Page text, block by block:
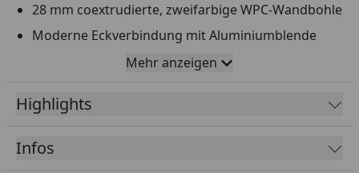
28 mm coextrudierte, zweifarbige WPC-Wandbohle
Moderne Eckverbindung mit Aluminiumblende
Dachblende, Dachsparren und Bodenrahmen aus
Aluminium
Dach aus Metall-Kunststoff-Verbund inkl.
Dachrinne
Aluminium-Doppeltür mit Zylinderschloss und
Mehr anzeigen
Highlights
Infos